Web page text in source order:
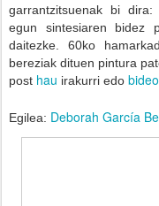
garrantzitsuenak bi
egun sintesiaren bidez
daitezke. 60ko
bereziak dituen pintura
post hau irakurri edo bideo
Egilea: Deborah García